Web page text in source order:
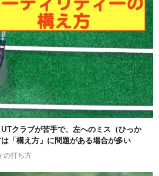
クラブが苦手で、左へのミス（ひっか
「構え方」に問題がある場合が多い
の打ち方